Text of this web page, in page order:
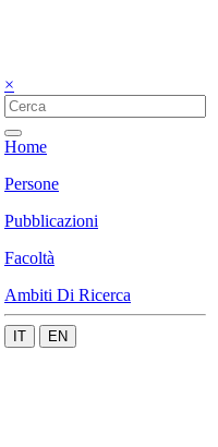
×
Home
Persone
Pubblicazioni
Facoltà
Ambiti Di Ricerca
IT EN